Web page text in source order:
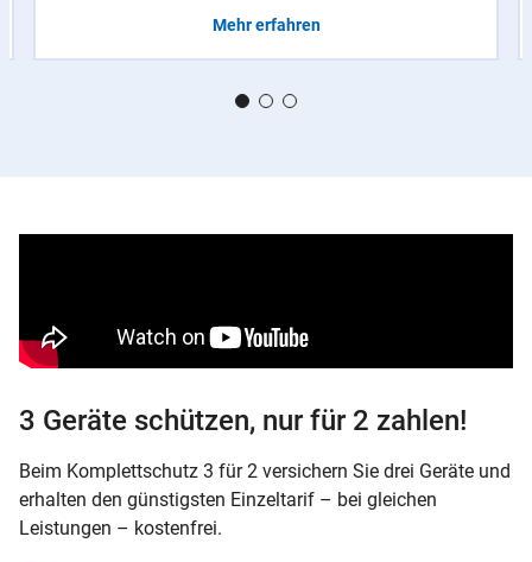
Mehr erfahren
3 Geräte schützen, nur für 2 zahlen!
Beim Komplettschutz 3 für 2 versichern Sie drei Geräte und
erhalten den günstigsten Einzeltarif – bei gleichen
Leistungen – kostenfrei.